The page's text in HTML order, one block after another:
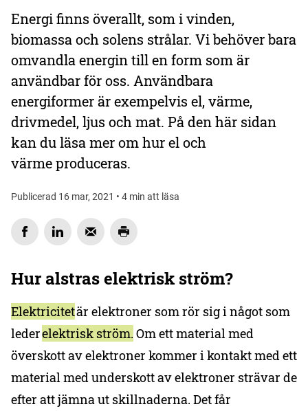
Energi finns överallt, som i vinden,
biomassa och solens strålar. Vi behöver bara
omvandla energin till en form som är
användbar för oss. Användbara
energiformer är exempelvis el, värme,
drivmedel, ljus och mat. På den här sidan
kan du läsa mer om hur el och
värme produceras.
Publicerad 16 mar, 2021 • 4 min att läsa
Hur alstras elektrisk ström?
Elektricitetär elektroner som rör sig i något som
lederelektrisk ström. Om ett material med
överskott av elektroner kommer i kontakt med ett
material med underskott av elektroner strävar de
efter att jämna ut skillnaderna. Det får